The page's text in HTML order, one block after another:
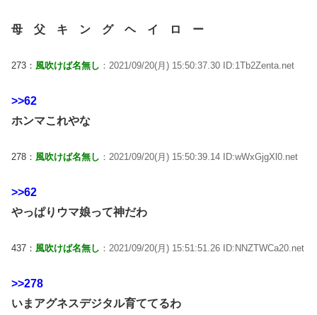
母 父 キ ン グ ヘ イ ロ ー
273： 風吹けば名無し ：2021/09/20(月) 15:50:37.30 ID:1Tb2Zenta.net
>>62
ホンマこれやな
278： 風吹けば名無し ：2021/09/20(月) 15:50:39.14 ID:wWxGjgXl0.net
>>62
やっぱりウマ娘って神だわ
437： 風吹けば名無し ：2021/09/20(月) 15:51:51.26 ID:NNZTWCa20.net
>>278
いまアグネスデジタル育ててるわ